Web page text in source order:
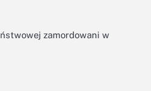
zamordowani w